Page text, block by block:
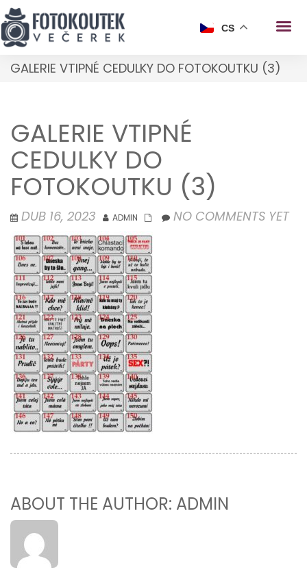
GALERIE VTIPNÉ CEDULKY DO FOTOKOUTKU (3)
GALERIE VTIPNÉ
CEDULKY DO
FOTOKOUTKU (3)
DUB 16, 2023 ADMIN NO COMMENTS YET
ABOUT THE AUTHOR: ADMIN
CS